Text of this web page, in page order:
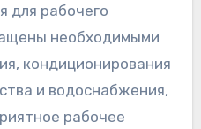
для рабочего
необходимыми
кондиционирования
и водоснабжения,
рабочее